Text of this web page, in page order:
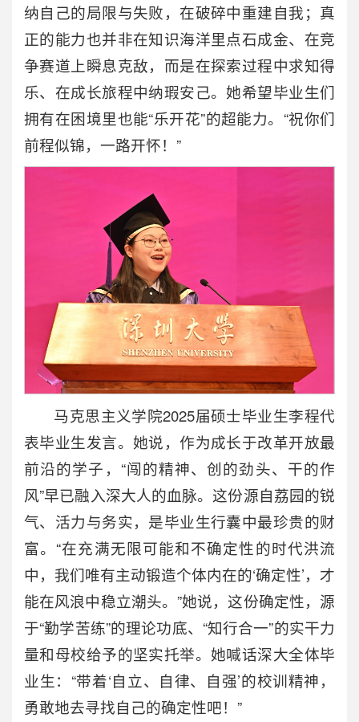
纳自己的局限与失败，在破碎中重建自我；真
正的能力也并非在知识海洋里点石成金、在竞
争赛道上瞬息克敌，而是在探索过程中求知得
乐、在成长旅程中纳瑕安己。她希望毕业生们
拥有在困境里也能“乐开花”的超能力。“祝你们
前程似锦，一路开怀！”
马克思主义学院2025届硕士毕业生李程代
表毕业生发言。她说，作为成长于改革开放最
前沿的学子，“闯的精神、创的劲头、干的作
风”早已融入深大人的血脉。这份源自荔园的锐
气、活力与务实，是毕业生行囊中最珍贵的财
富。“在充满无限可能和不确定性的时代洪流
中，我们唯有主动锻造个体内在的‘确定性’，才
能在风浪中稳立潮头。”她说，这份确定性，源
于“勤学苦练”的理论功底、“知行合一”的实干力
量和母校给予的坚实托举。她喊话深大全体毕
业生：“带着‘自立、自律、自强’的校训精神，
勇敢地去寻找自己的确定性吧！”